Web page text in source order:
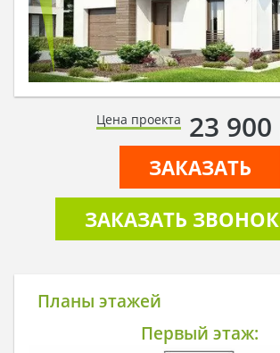
Цена проекта 23 900
ЗАКАЗАТЬ
ЗАКАЗАТЬ ЗВОНОК
Планы этажей
Первый этаж: